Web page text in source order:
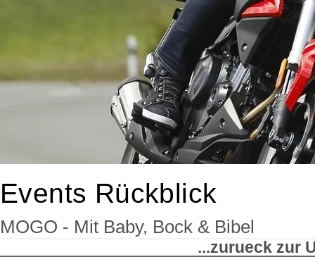
Events Rückblick
MOGO - Mit Baby, Bock & Bibel
...zurueck zur